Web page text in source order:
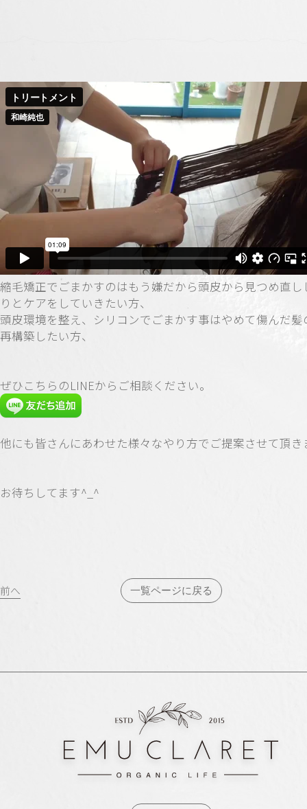
縮毛矯正でごまかすのはもう嫌だから頭皮から見つめ直し
りとケアをしていきたい方、
頭皮環境を整え、シリコンでごまかす事はやめて傷んだ髪
再構築したい方、
ぜひこちらのLINEからご相談ください。
他にも皆さんにあわせた様々なやり方でご提案させて頂き
お待ちしてます^_^
投
前へ 一覧ページに戻る